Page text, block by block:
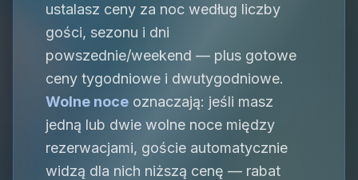
ustalasz ceny za noc według liczby
gości, sezonu i dni
powszednie/weekend — plus gotowe
ceny tygodniowe i dwutygodniowe.
Wolne noce oznaczają: jeśli masz
jedną lub dwie wolne noce między
rezerwacjami, goście automatycznie
widzą dla nich niższą cenę — rabat